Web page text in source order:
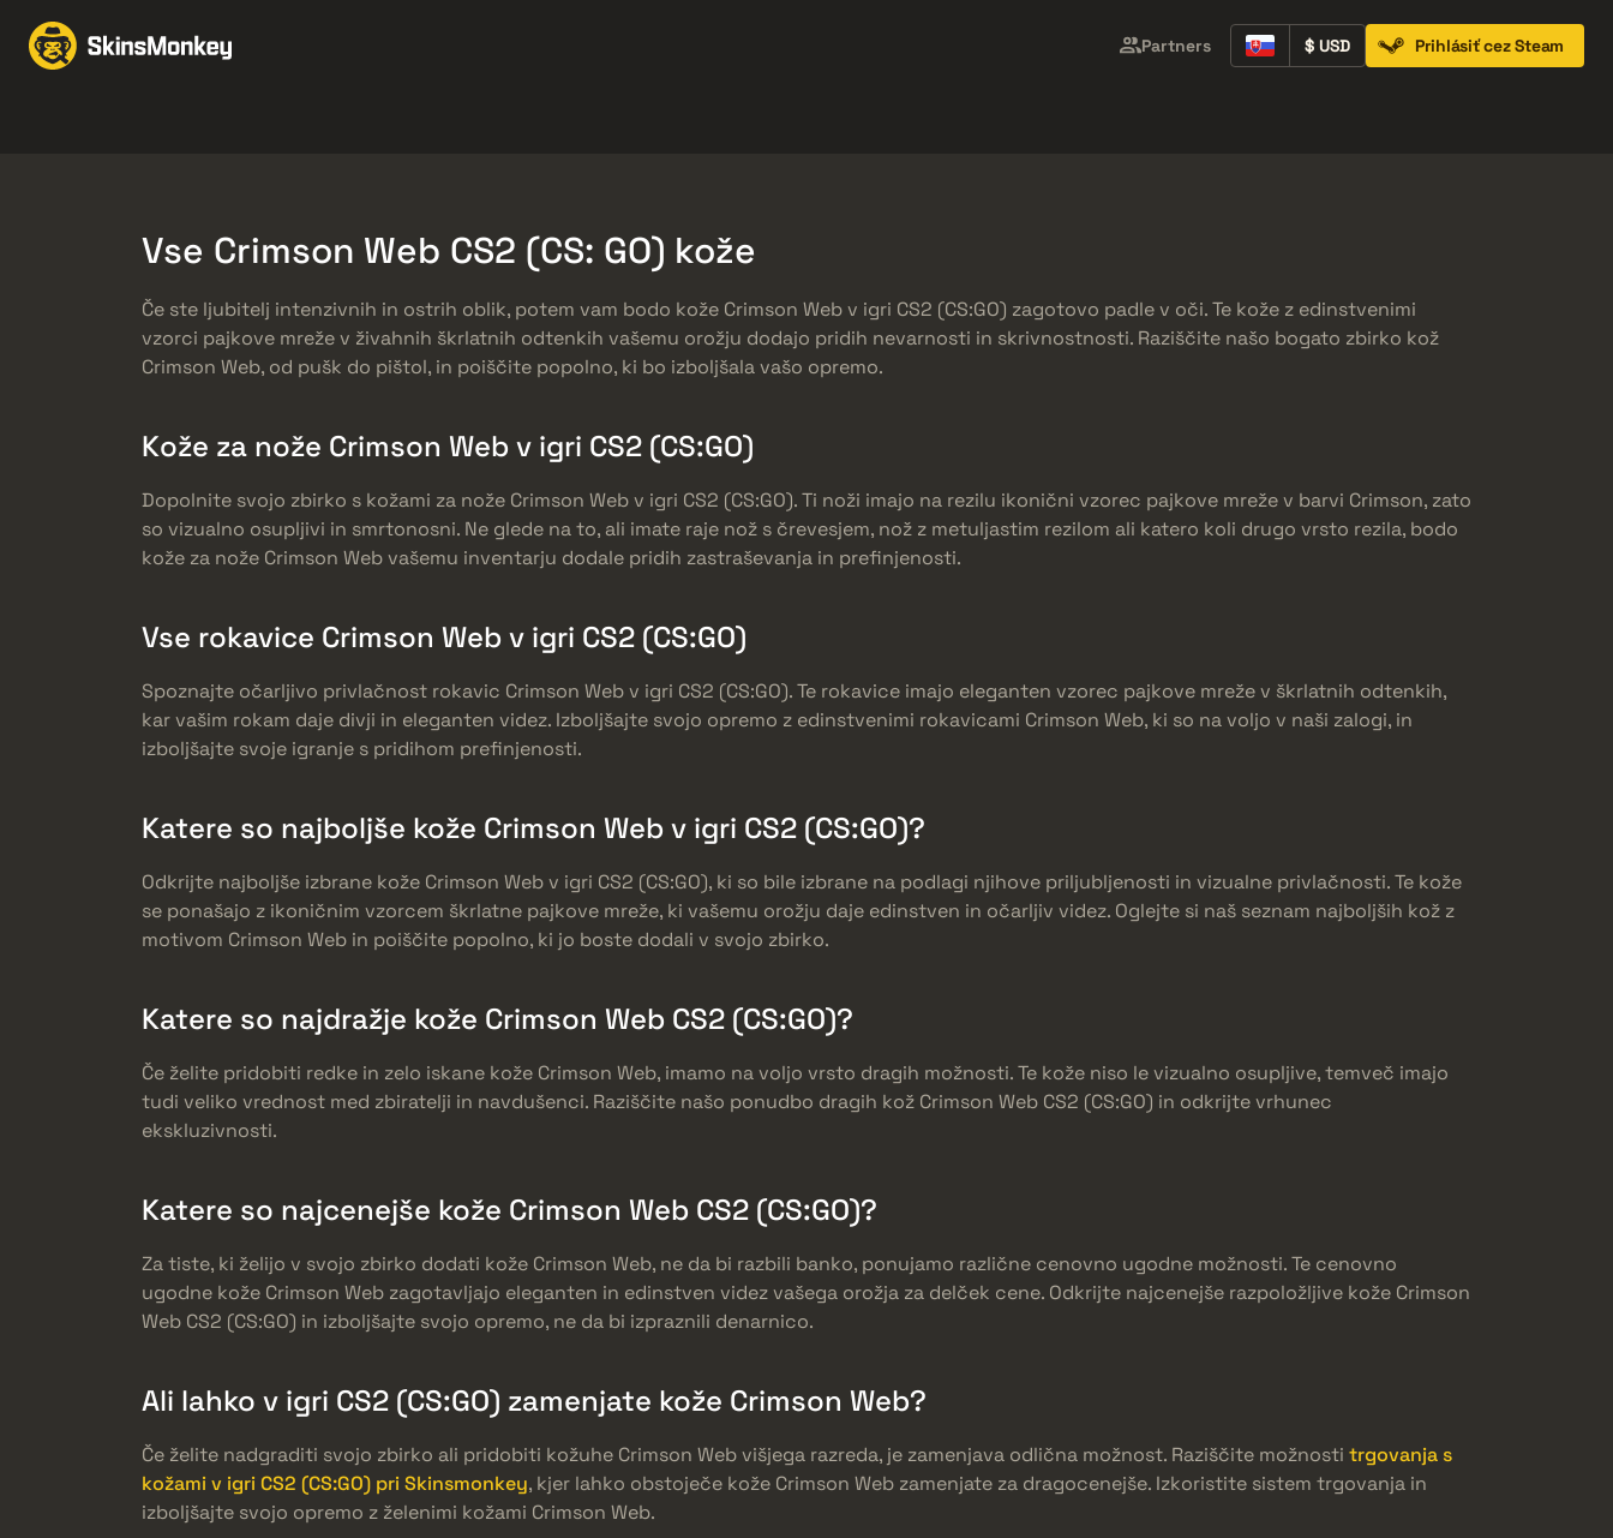
Partners $ USD Prihlásiť cez Steam
Vse Crimson Web CS2 (CS: GO) kože
Če ste ljubitelj intenzivnih in ostrih oblik, potem vam bodo kože Crimson Web v igri CS2 (CS:GO) zagotovo padle v oči. Te kože z edinstvenimi
vzorci pajkove mreže v živahnih škrlatnih odtenkih vašemu orožju dodajo pridih nevarnosti in skrivnostnosti. Raziščite našo bogato zbirko kož
Crimson Web, od pušk do pištol, in poiščite popolno, ki bo izboljšala vašo opremo.
Kože za nože Crimson Web v igri CS2 (CS:GO)
Dopolnite svojo zbirko s kožami za nože Crimson Web v igri CS2 (CS:GO). Ti noži imajo na rezilu ikonični vzorec pajkove mreže v barvi Crimson, zato
so vizualno osupljivi in smrtonosni. Ne glede na to, ali imate raje nož s črevesjem, nož z metuljastim rezilom ali katero koli drugo vrsto rezila, bodo
kože za nože Crimson Web vašemu inventarju dodale pridih zastraševanja in prefinjenosti.
Vse rokavice Crimson Web v igri CS2 (CS:GO)
Spoznajte očarljivo privlačnost rokavic Crimson Web v igri CS2 (CS:GO). Te rokavice imajo eleganten vzorec pajkove mreže v škrlatnih odtenkih,
kar vašim rokam daje divji in eleganten videz. Izboljšajte svojo opremo z edinstvenimi rokavicami Crimson Web, ki so na voljo v naši zalogi, in
izboljšajte svoje igranje s pridihom prefinjenosti.
Katere so najboljše kože Crimson Web v igri CS2 (CS:GO)?
Odkrijte najboljše izbrane kože Crimson Web v igri CS2 (CS:GO), ki so bile izbrane na podlagi njihove priljubljenosti in vizualne privlačnosti. Te kože
se ponašajo z ikoničnim vzorcem škrlatne pajkove mreže, ki vašemu orožju daje edinstven in očarljiv videz. Oglejte si naš seznam najboljših kož z
motivom Crimson Web in poiščite popolno, ki jo boste dodali v svojo zbirko.
Katere so najdražje kože Crimson Web CS2 (CS:GO)?
Če želite pridobiti redke in zelo iskane kože Crimson Web, imamo na voljo vrsto dragih možnosti. Te kože niso le vizualno osupljive, temveč imajo
tudi veliko vrednost med zbiratelji in navdušenci. Raziščite našo ponudbo dragih kož Crimson Web CS2 (CS:GO) in odkrijte vrhunec
ekskluzivnosti.
Katere so najcenejše kože Crimson Web CS2 (CS:GO)?
Za tiste, ki želijo v svojo zbirko dodati kože Crimson Web, ne da bi razbili banko, ponujamo različne cenovno ugodne možnosti. Te cenovno
ugodne kože Crimson Web zagotavljajo eleganten in edinstven videz vašega orožja za delček cene. Odkrijte najcenejše razpoložljive kože Crimson
Web CS2 (CS:GO) in izboljšajte svojo opremo, ne da bi izpraznili denarnico.
Ali lahko v igri CS2 (CS:GO) zamenjate kože Crimson Web?
Če želite nadgraditi svojo zbirko ali pridobiti kožuhe Crimson Web višjega razreda, je zamenjava odlična možnost. Raziščite možnosti trgovanja s
kožami v igri CS2 (CS:GO) pri Skinsmonkey, kjer lahko obstoječe kože Crimson Web zamenjate za dragocenejše. Izkoristite sistem trgovanja in
izboljšajte svojo opremo z želenimi kožami Crimson Web.